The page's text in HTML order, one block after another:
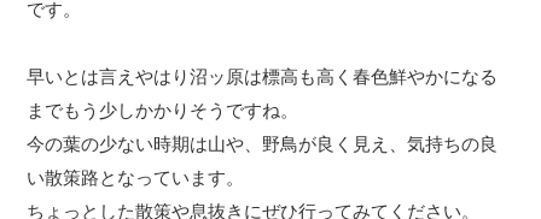
です。
早いとは言えやはり沼ッ原は標高も高く春色鮮やかになる
までもう少しかかりそうですね。
今の葉の少ない時期は山や、野鳥が良く見え、気持ちの良
い散策路となっています。
ちょっとした散策や息抜きにぜひ行ってみてください。